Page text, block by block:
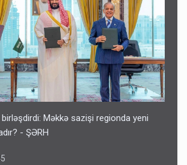
Məkkə sazişi regionda yeni
- ŞƏRH